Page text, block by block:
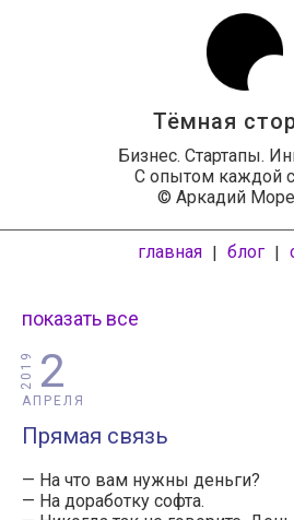
Тёмная
Бизнес. Стартапы.
С опытом каждой
© Аркадий
главная | блог |
показать все
2
АПРЕЛЯ
2019
Прямая связь
— На что вам нужны деньги?
— На доработку софта.